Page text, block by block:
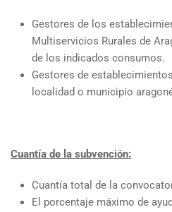
Gestores de los
Multiservicios Rurales de
de los indicados consumos.
Gestores de
localidad o municipio
Cuantía de la subvención:
Cuantía total de la
El porcentaje máximo de